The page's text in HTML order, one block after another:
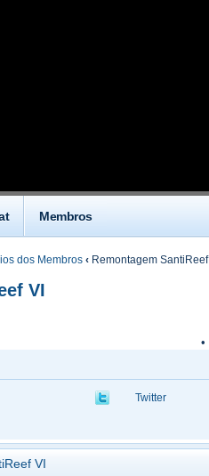
Membros
dos Membros ‹ Remontagem
VI
•
Twitter
VI